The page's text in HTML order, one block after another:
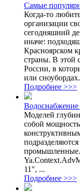
Самые
Когда-то
организации
сегодняшний
иначе:
Красноярском
страны. В этой
России, в
или
Подробнее >>>
Водоснабжение
Моделей
собой
промышленные.
11", ...
Подробнее >>>